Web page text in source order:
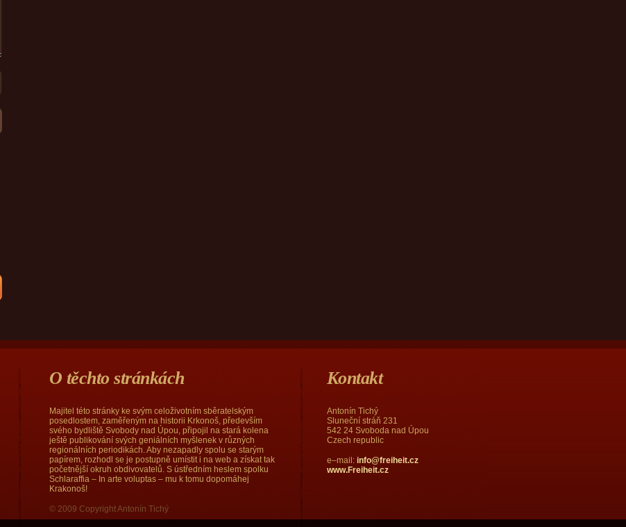
O těchto stránkách
Majitel této stránky ke svým celoživotním sběratelským
posedlostem, zaměřeným na historii Krkonoš, především
svého bydliště Svobody nad Úpou, připojil na stará kolena
ještě publikování svých geniálních myšlenek v různých
regionálních periodikách. Aby nezapadly spolu se starým
papírem, rozhodl se je postupně umístit i na web a získat tak
početnější okruh obdivovatelů. S ústředním heslem spolku
Schlaraffia – In arte voluptas – mu k tomu dopomáhej
Krakonoš!
© 2009 Copyright Antonín Tichý
Kontakt
Antonín Tichý
Sluneční stráň 231
542 24 Svoboda nad Úpou
Czech republic
e–mail: info@freiheit.cz
www.Freiheit.cz